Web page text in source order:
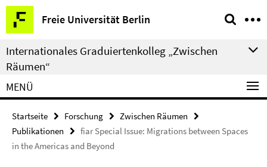
Springe
direkt
zu
Inhalt
Freie Universität Berlin
Service-
Navigation
Internationales Graduiertenkolleg „Zwischen
Räumen“
MENÜ
Startseite Forschung
Zwischen Räumen
Publikationen
fiar Special Issue: Migrations between Spaces
in the Americas and Beyond